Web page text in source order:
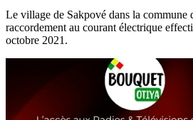
Le village de Sakpové dans la commune
raccordement au courant électrique
octobre 2021.